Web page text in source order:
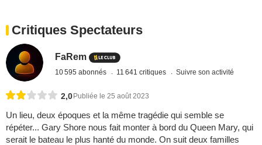
Critiques Spectateurs
FaRem
10 595 abonnés 11 641 critiques Suivre son activité
2,0Publiée le 25 août 2023
Un lieu, deux époques et la même tragédie qui semble se
répéter... Gary Shore nous fait monter à bord du Queen Mary, qui
serait le bateau le plus hanté du monde. On suit deux familles